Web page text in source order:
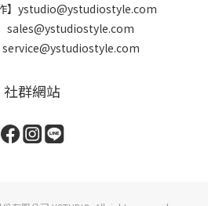
】ystudio@ystudiostyle.com
sales@ystudiostyle.com
service@ystudiostyle.com
社群網站